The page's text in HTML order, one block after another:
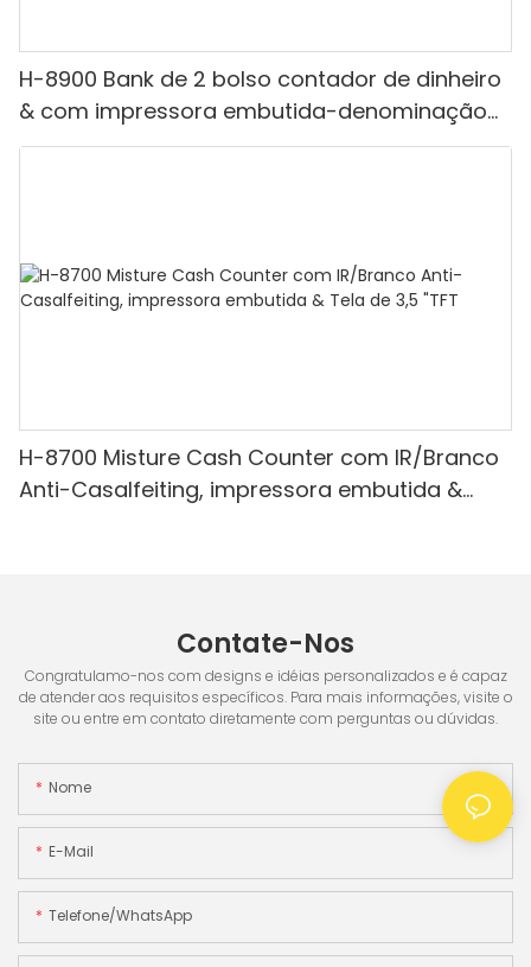
H-8900 Bank de 2 bolso contador de dinheiro
& com impressora embutida-denominação
mista, luz branca/ir/uv/mg de detecção &
H-8700 Misture Cash Counter com IR/Branco
Anti-Casalfeiting, impressora embutida &
Contate-Nos
Congratulamo-nos com designs e idéias personalizados e é capaz
de atender aos requisitos específicos. Para mais informações, visite o
site ou entre em contato diretamente com perguntas ou dúvidas.
Nome
E-Mail
Telefone/WhatsApp